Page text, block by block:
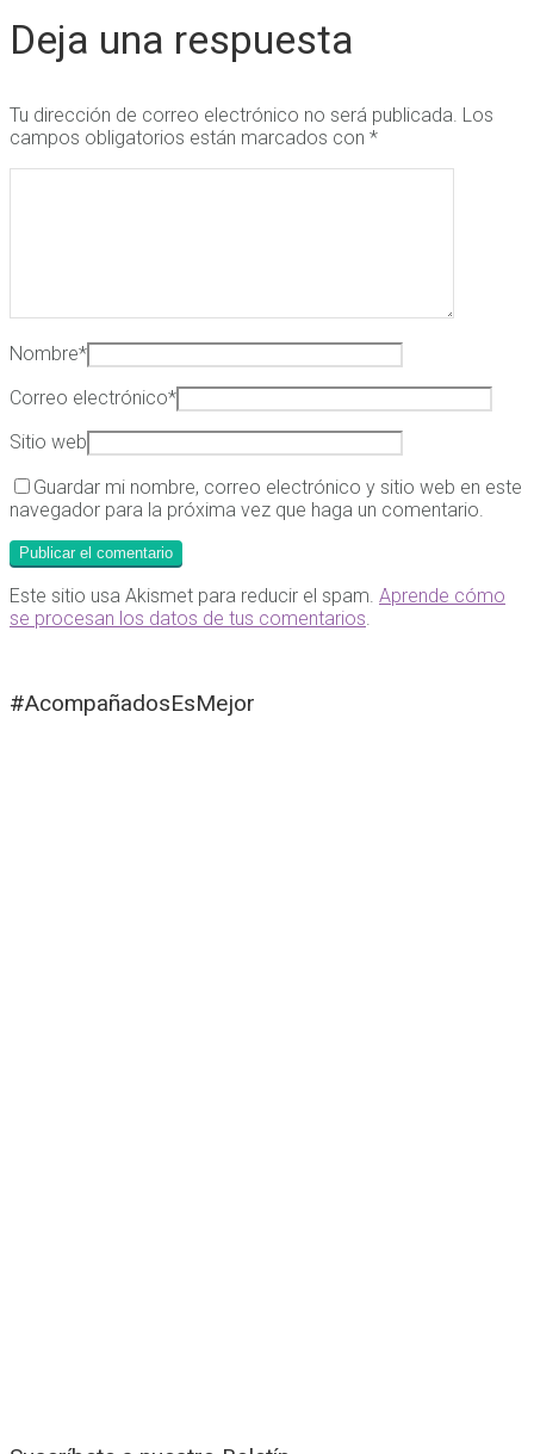
Deja una respuesta
Tu dirección de correo electrónico no será publicada. Los
campos obligatorios están marcados con *
Nombre*
Correo electrónico*
Sitio web
Guardar mi nombre, correo electrónico y sitio web en este
navegador para la próxima vez que haga un comentario.
Este sitio usa Akismet para reducir el spam. Aprende cómo
se procesan los datos de tus comentarios
#AcompañadosEsMejor